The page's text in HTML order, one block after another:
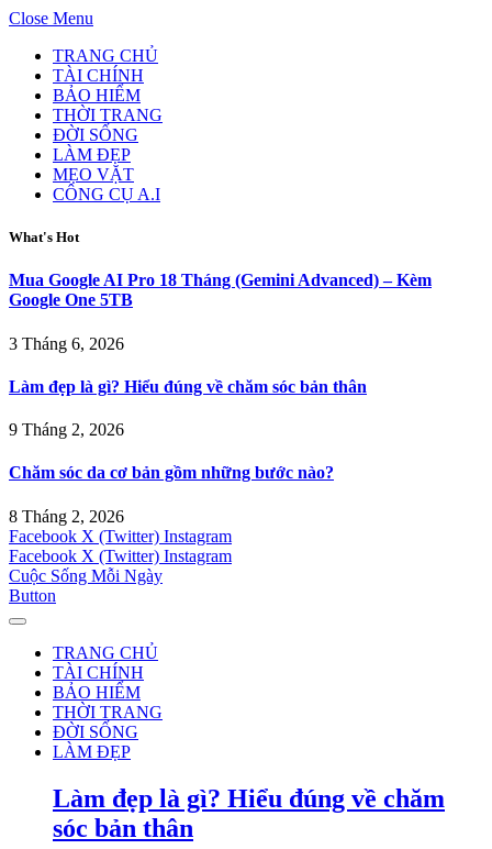
Close Menu
TRANG CHỦ
TÀI CHÍNH
BẢO HIỂM
THỜI TRANG
ĐỜI SỐNG
LÀM ĐẸP
MẸO VẶT
CÔNG CỤ A.I
What's Hot
Mua Google AI Pro 18 Tháng (Gemini Advanced) – Kèm
Google One 5TB
3 Tháng 6, 2026
Làm đẹp là gì? Hiểu đúng về chăm sóc bản thân
9 Tháng 2, 2026
Chăm sóc da cơ bản gồm những bước nào?
8 Tháng 2, 2026
Facebook X (Twitter) Instagram
Facebook X (Twitter) Instagram
Cuộc Sống Mỗi Ngày
Button
TRANG CHỦ
TÀI CHÍNH
BẢO HIỂM
THỜI TRANG
ĐỜI SỐNG
LÀM ĐẸP
Làm đẹp là gì? Hiểu đúng về chăm
sóc bản thân